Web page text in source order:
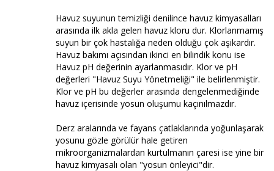
Havuz suyunun temizliği denilince havuz kimyasalları
arasında ilk akla gelen havuz kloru dur. Klorlanmamış
suyun bir çok hastalığa neden olduğu çok aşikardır.
Havuz bakımı açısından ikinci en bilindik konu ise
Havuz pH değerinin ayarlanmasıdır. Klor ve pH
değerleri "Havuz Suyu Yönetmeliği" ile belirlenmiştir.
Klor ve pH bu değerler arasında dengelenmediğinde
havuz içerisinde yosun oluşumu kaçınılmazdır.
Derz aralarında ve fayans çatlaklarında yoğunlaşarak
yosunu gözle görülür hale getiren
mikroorganizmalardan kurtulmanın çaresi ise yine bir
havuz kimyasalı olan "yosun önleyici"dir.